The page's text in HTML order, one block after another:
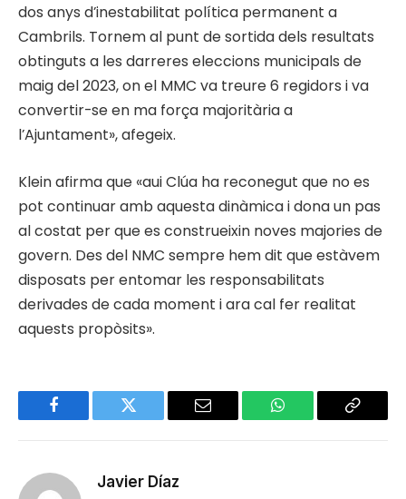
dos anys d’inestabilitat política permanent a
Cambrils. Tornem al punt de sortida dels resultats
obtinguts a les darreres eleccions municipals de
maig del 2023, on el MMC va treure 6 regidors i va
convertir-se en ma força majoritària a
l’Ajuntament», afegeix.
Klein afirma que «aui Clúa ha reconegut que no es
pot continuar amb aquesta dinàmica i dona un pas
al costat per que es construeixin noves majories de
govern. Des del NMC sempre hem dit que estàvem
disposats per entomar les responsabilitats
derivades de cada moment i ara cal fer realitat
aquests propòsits».
Facebook Twitter Email WhatsApp Copy
Javier Díaz